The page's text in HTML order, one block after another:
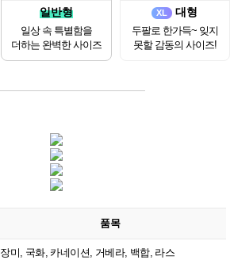
일반형
일상 속 특별함을
더하는 완벽한 사이즈
XL 대형
두팔로 한가득~ 잊지
못할 감동의 사이즈!
품목
장미, 국화, 카네이션, 거베라, 백합, 라스